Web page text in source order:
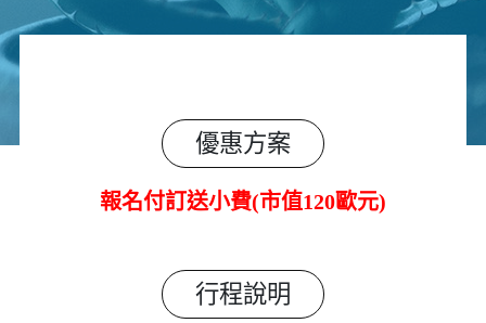
優惠方案
報名付訂送小費(市值120歐元)
行程說明